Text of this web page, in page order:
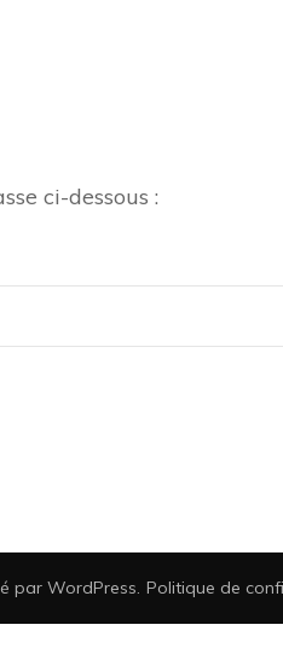
ci-dessous :
par WordPress. Politique de